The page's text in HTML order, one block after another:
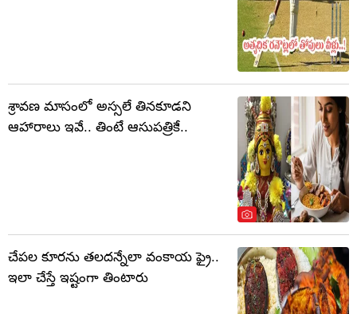
శ్రావణ మాసంలో అస్సలే తినకూడని
ఆహారాలు ఇవే.. తింటే ఆసుపత్రికే..
చేపల కూరను తలదన్నేలా వంకాయ ఫ్రై..
ఇలా చేస్తే ఇష్టంగా తింటారు